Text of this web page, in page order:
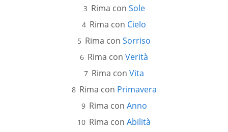
Rima con Sole
Rima con Cielo
Rima con Sorriso
Rima con Verità
Rima con Vita
Rima con Primavera
Rima con Anno
Rima con Abilità